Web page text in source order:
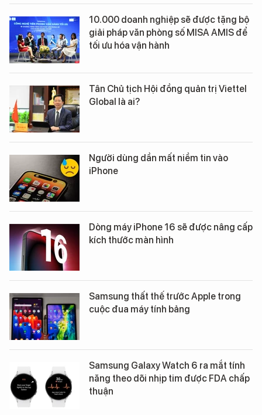
10.000 doanh nghiệp sẽ được tặng bộ
giải pháp văn phòng số MISA AMIS để
tối ưu hóa vận hành
Tân Chủ tịch Hội đồng quản trị Viettel
Global là ai?
Người dùng dần mất niềm tin vào
iPhone
Dòng máy iPhone 16 sẽ được nâng cấp
kích thước màn hình
Samsung thất thế trước Apple trong
cuộc đua máy tính bảng
Samsung Galaxy Watch 6 ra mắt tính
năng theo dõi nhịp tim được FDA chấp
thuận